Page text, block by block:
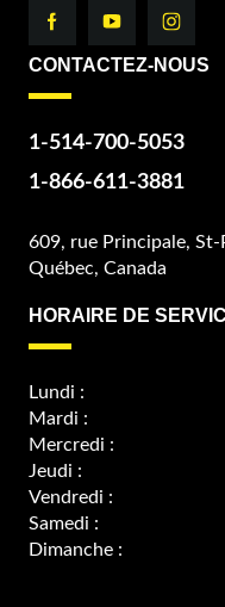
CONTACTEZ-NOUS
1-514-700-5053
1-866-611-3881
609, rue Principale,
Québec, Canada
HORAIRE DE
Lundi :
Mardi :
Mercredi :
Jeudi :
Vendredi :
Samedi :
Dimanche :